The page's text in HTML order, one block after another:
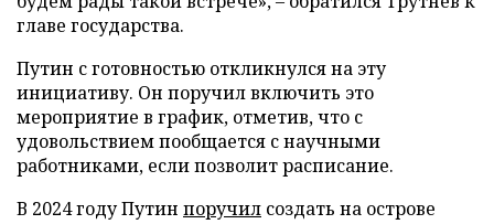
главе государства.
Путин с готовностью откликнулся на эту
инициативу. Он поручил включить это
мероприятие в график, отметив, что с
удовольствием пообщается с научными
работниками, если позволит расписание.
В 2024 году Путин поручил создать на острове